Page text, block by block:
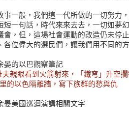
事一般，我們這一代所做的一切努力
短一句話，時代來來去去，一切如夢
會，但，這場社會運動的改造仍未停
各位偉大的選民們，讓我們用不同的
晏的以巴觀察筆記
夫親眼看到火箭射來，「鐵穹」升空攔
的以色隔離牆，寫下族群的愁與仇
晏美國巡迴演講相關文字